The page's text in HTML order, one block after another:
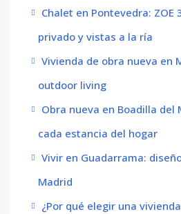
Chalet en Pontevedra: ZOE
privado y vistas a la ría
Vivienda de obra nueva en
outdoor living
Obra nueva en Boadilla del
cada estancia del hogar
Vivir en Guadarrama:
Madrid
¿Por qué elegir una